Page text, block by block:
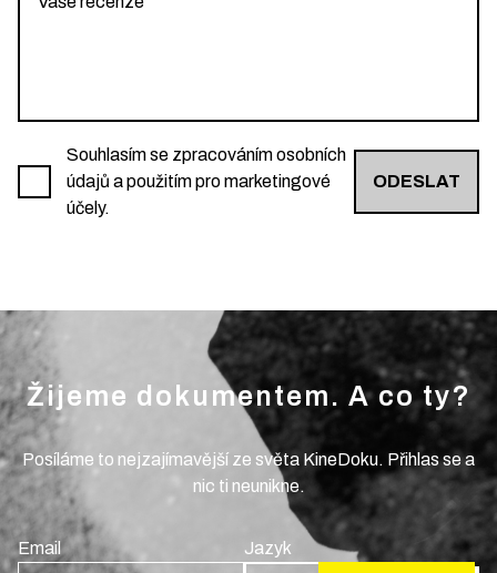
Souhlasím se zpracováním osobních
údajů a použitím pro marketingové
účely.
ODESLAT
Žijeme dokumentem. A co ty?
Posíláme to nejzajímavější ze světa KineDoku. Přihlas se a
nic ti neunikne.
Email Jazyk